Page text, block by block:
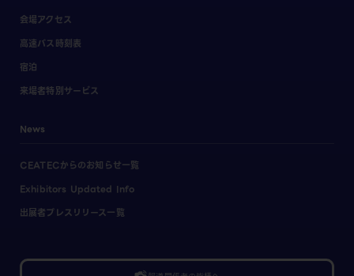
会場アクセス
高速バス時刻表
宿泊
来場者特別サービス
News
CEATECからのお知らせ一覧
Exhibitors Updated Info
出展者プレスリリース一覧